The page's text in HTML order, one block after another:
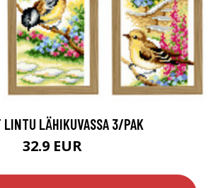
LINTU LÄHIKUVASSA 3/PAK
32.9 EUR